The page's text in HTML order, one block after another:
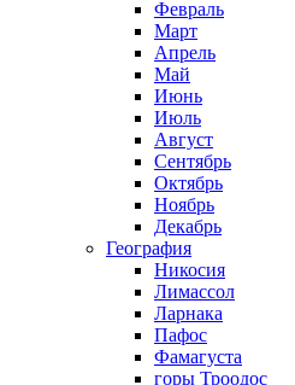
Февраль
Март
Апрель
Май
Июнь
Июль
Август
Сентябрь
Октябрь
Ноябрь
Декабрь
География
Никосия
Лимассол
Ларнака
Пафос
Фамагуста
горы Троодос